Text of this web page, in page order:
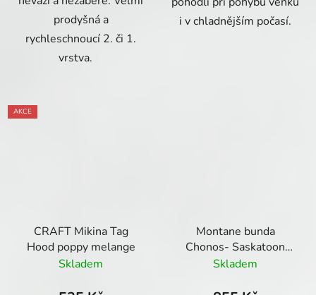
prodyšná a
rychleschnoucí 2. či 1.
vrstva.
i v chladnějším počasí.
AKCE
CRAFT Mikina Tag
Hood poppy melange
Skladem
Montane bunda
Chonos- Saskatoon
Berry
Skladem